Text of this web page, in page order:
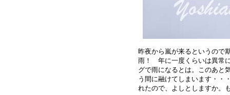
昨夜から嵐が来るというので
雨！　年に一度くらいは異常
グで雨になるとは。このあと
う間に融けてしまいます・・